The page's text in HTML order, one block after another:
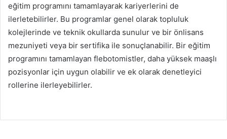
eğitim programını tamamlayarak kariyerlerini de
ilerletebilirler. Bu programlar genel olarak topluluk
kolejlerinde ve teknik okullarda sunulur ve bir önlisans
mezuniyeti veya bir sertifika ile sonuçlanabilir. Bir eğitim
programını tamamlayan flebotomistler, daha yüksek maaşlı
pozisyonlar için uygun olabilir ve ek olarak denetleyici
rollerine ilerleyebilirler.